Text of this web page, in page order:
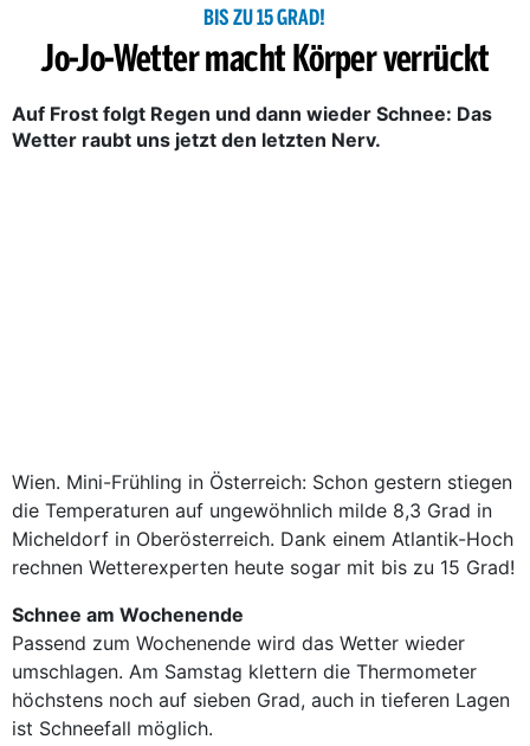
BIS ZU 15 GRAD!
Jo-Jo-Wetter macht Körper verrückt
Auf Frost folgt Regen und dann wieder Schnee: Das
Wetter raubt uns jetzt den letzten Nerv.
Wien. Mini-Frühling in Österreich: Schon gestern stiegen
die Temperaturen auf ungewöhnlich milde 8,3 Grad in
Micheldorf in Oberösterreich. Dank einem Atlantik-Hoch
rechnen Wetterexperten heute sogar mit bis zu 15 Grad!
Schnee am Wochenende
Passend zum Wochenende wird das Wetter wieder
umschlagen. Am Samstag klettern die Thermometer
höchstens noch auf sieben Grad, auch in tieferen Lagen
ist Schneefall möglich.